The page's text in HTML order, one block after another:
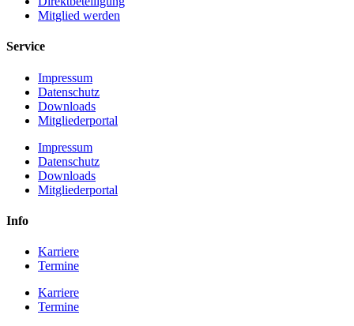
Mitglied werden
Service
Impressum
Datenschutz
Downloads
Mitgliederportal
Impressum
Datenschutz
Downloads
Mitgliederportal
Info
Karriere
Termine
Karriere
Termine